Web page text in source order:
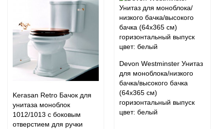
Kerasan Retro Бачок для
унитаза моноблок
1012/1013 с боковым
отверстием для ручки
Devon Westminster Унитаз
для моноблока/низкого
бачка/высокого бачка
(64x365 cм)
горизонтальный выпуск
цвет: белый